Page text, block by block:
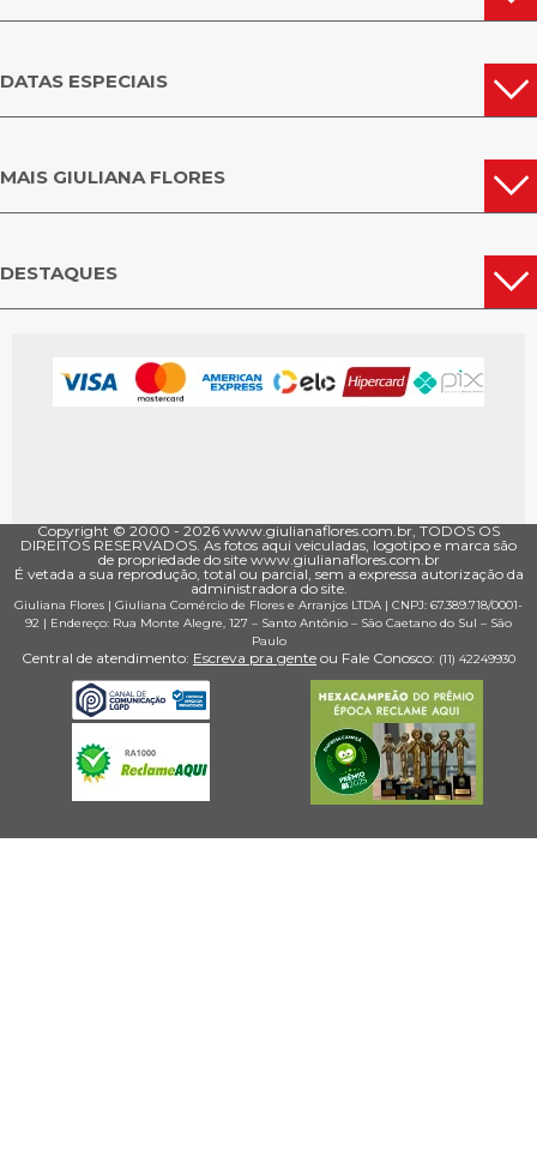
DATAS ESPECIAIS
MAIS GIULIANA FLORES
DESTAQUES
Copyright © 2000 - ­2026 www.giulianaflores.com.br, TODOS OS
DIREITOS RESERVADOS. As fotos aqui veiculadas, logotipo e marca são
de propriedade do site www.giulianaflores.com.br
É vetada a sua reprodução, total ou parcial, sem a expressa autorização da
administradora do site.
Giuliana Flores | Giuliana Comércio de Flores e Arranjos LTDA | CNPJ: 67.389.718/0001­
92 | Endereço: Rua Monte Alegre, 127 – Santo Antônio – São Caetano do Sul – São
Paulo
Central de atendimento: Escreva pra gente ou Fale Conosco: (11) 4224­9930